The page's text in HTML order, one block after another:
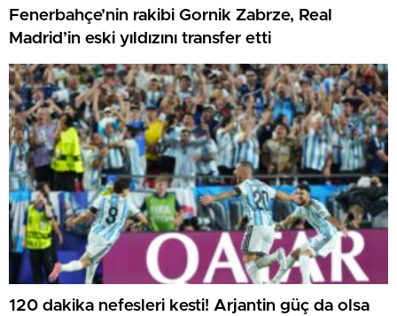
Fenerbahçe’nin rakibi Gornik Zabrze, Real
Madrid’in eski yıldızını transfer etti
120 dakika nefesleri kesti! Arjantin güç da olsa